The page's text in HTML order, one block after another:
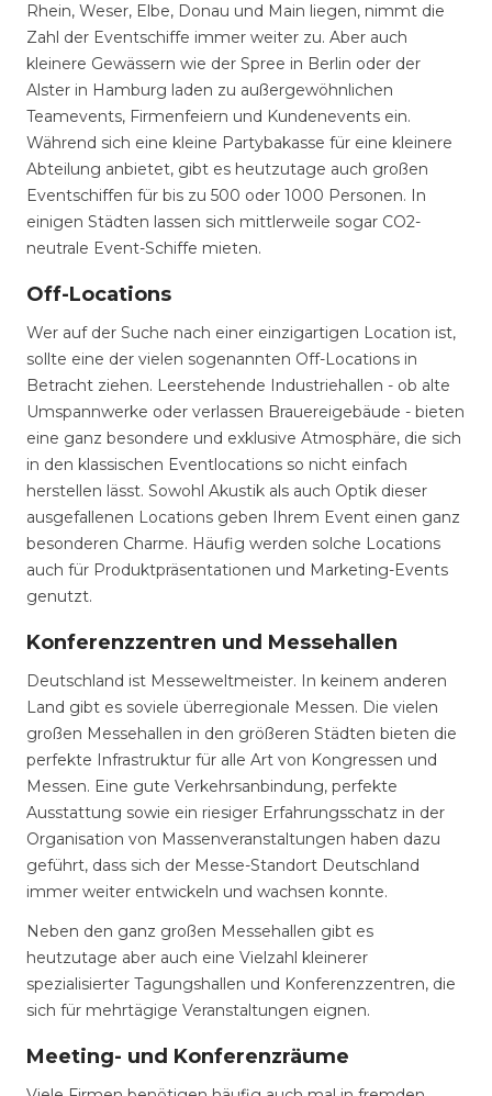
Rhein, Weser, Elbe, Donau und Main liegen, nimmt die
Zahl der Eventschiffe immer weiter zu. Aber auch
kleinere Gewässern wie der Spree in Berlin oder der
Alster in Hamburg laden zu außergewöhnlichen
Teamevents, Firmenfeiern und Kundenevents ein.
Während sich eine kleine Partybakasse für eine kleinere
Abteilung anbietet, gibt es heutzutage auch großen
Eventschiffen für bis zu 500 oder 1000 Personen. In
einigen Städten lassen sich mittlerweile sogar CO2-
neutrale Event-Schiffe mieten.
Off-Locations
Wer auf der Suche nach einer einzigartigen Location ist,
sollte eine der vielen sogenannten Off-Locations in
Betracht ziehen. Leerstehende Industriehallen - ob alte
Umspannwerke oder verlassen Brauereigebäude - bieten
eine ganz besondere und exklusive Atmosphäre, die sich
in den klassischen Eventlocations so nicht einfach
herstellen lässt. Sowohl Akustik als auch Optik dieser
ausgefallenen Locations geben Ihrem Event einen ganz
besonderen Charme. Häufig werden solche Locations
auch für Produktpräsentationen und Marketing-Events
genutzt.
Konferenzzentren und Messehallen
Deutschland ist Messeweltmeister. In keinem anderen
Land gibt es soviele überregionale Messen. Die vielen
großen Messehallen in den größeren Städten bieten die
perfekte Infrastruktur für alle Art von Kongressen und
Messen. Eine gute Verkehrsanbindung, perfekte
Ausstattung sowie ein riesiger Erfahrungsschatz in der
Organisation von Massenveranstaltungen haben dazu
geführt, dass sich der Messe-Standort Deutschland
immer weiter entwickeln und wachsen konnte.
Neben den ganz großen Messehallen gibt es
heutzutage aber auch eine Vielzahl kleinerer
spezialisierter Tagungshallen und Konferenzzentren, die
sich für mehrtägige Veranstaltungen eignen.
Meeting- und Konferenzräume